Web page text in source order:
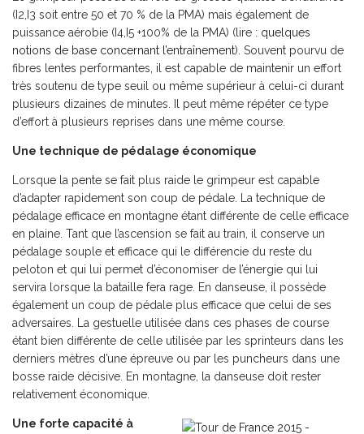
(I2,I3 soit entre 50 et 70 % de la PMA) mais également de
puissance aérobie (I4,I5 +100% de la PMA) (lire : quelques
notions de base concernant l’entraînement). Souvent pourvu de
fibres lentes performantes, il est capable de maintenir un effort
très soutenu de type seuil ou même supérieur à celui-ci durant
plusieurs dizaines de minutes. Il peut même répéter ce type
d’effort à plusieurs reprises dans une même course.
Une technique de pédalage économique
Lorsque la pente se fait plus raide le grimpeur est capable
d’adapter rapidement son coup de pédale. La technique de
pédalage efficace en montagne étant différente de celle efficace
en plaine. Tant que l’ascension se fait au train, il conserve un
pédalage souple et efficace qui le différencie du reste du
peloton et qui lui permet d’économiser de l’énergie qui lui
servira lorsque la bataille fera rage. En danseuse, il possède
également un coup de pédale plus efficace que celui de ses
adversaires. La gestuelle utilisée dans ces phases de course
étant bien différente de celle utilisée par les sprinteurs dans les
derniers mètres d’une épreuve ou par les puncheurs dans une
bosse raide décisive. En montagne, la danseuse doit rester
relativement économique.
Une forte capacité à